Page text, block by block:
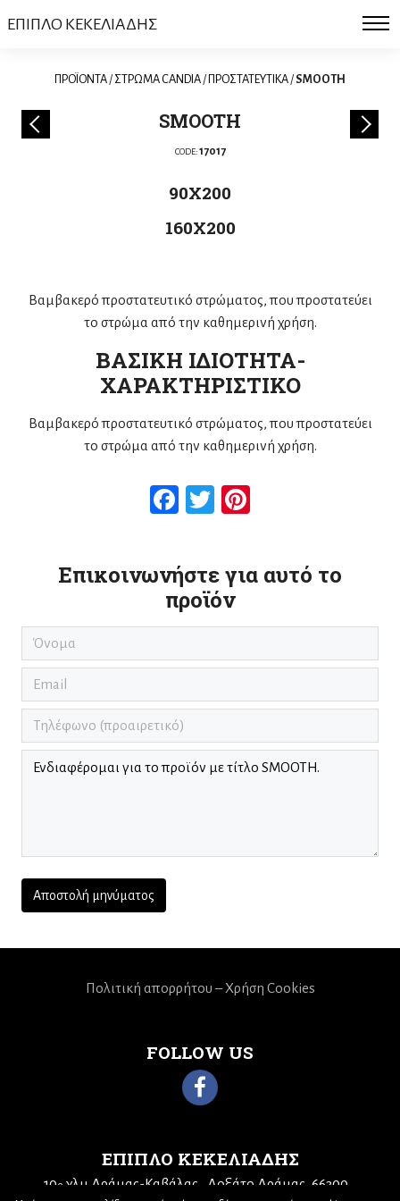
ΕΠΙΠΛΟ ΚΕΚΕΛΙΑΔΗΣ
ΠΡΟΪΟΝΤΑ / ΣΤΡΩΜΑ CANDIA / ΠΡΟΣΤΑΤΕΥΤΙΚΑ /SMOOTH
SMOOTH
CODE: 17017
90X200
160X200
Βαμβακερό προστατευτικό στρώματος, που προστατεύει
το στρώμα από την καθημερινή χρήση.
ΒΑΣΙΚΗ ΙΔΙΟΤΗΤΑ-
ΧΑΡΑΚΤΗΡΙΣΤΙΚΟ
Βαμβακερό προστατευτικό στρώματος, που προστατεύει
το στρώμα από την καθημερινή χρήση.
Facebook
Twitter
Επικοινωνήστε για αυτό το
προϊόν
ΕΠΙΠΛΟ ΚΕΚΕΛΙΑΔΗΣ
10ο χλμ Δράμας-Καβάλας
Δοξάτο Δράμας, 66300
FOLLOW US
Πολιτική απορρήτου – Χρήση Cookies